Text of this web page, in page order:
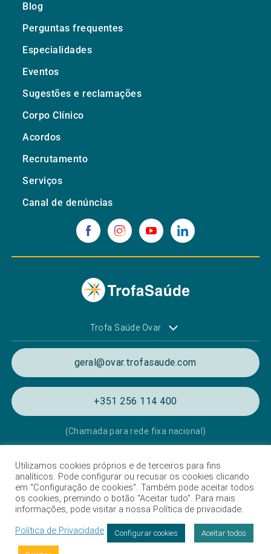
Blog
Perguntas frequentes
Especialidades
Eventos
Sugestões e reclamações
Corpo Clínico
Acordos
Recrutamento
Serviços
Canal de denúncias
Trofa Saúde Ovar
geral@ovar.trofasaude.com
+351 256 114 400
(Chamada para rede fixa nacional)
Política de Privacidade e de Cookies
Termos e condições de utilização
Listagem das Unidades Hospitalares
Proteção de Dados
Utilizamos cookies próprios e de terceiros para fins
analíticos. Pode configurar ou recusar os cookies clicando
em “Configuração de cookies”. Também pode aceitar todos
os cookies, premindo o botão “Aceitar tudo”. Para mais
informações, pode visitar a nossa Política de privacidade.
Política de Privacidade
Configurar cookies Aceitar todos